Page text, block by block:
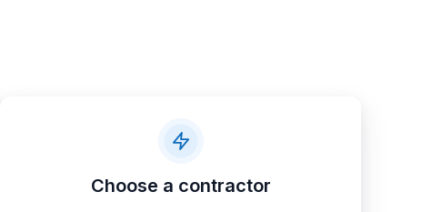
Choose a contractor